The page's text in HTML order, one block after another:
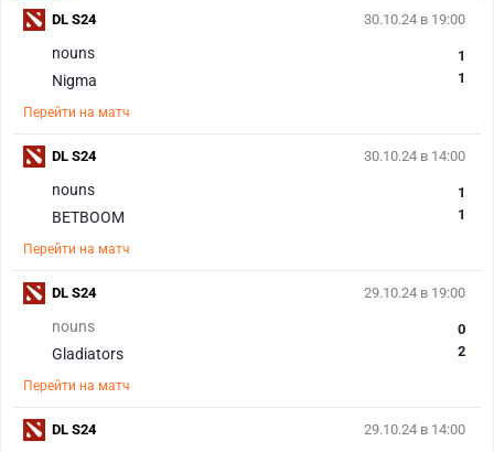
30.10.24 в 19:00
nouns
Nigma
1
1
Перейти на матч
DL S24
30.10.24 в 14:00
nouns
BETBOOM
1
1
Перейти на матч
DL S24
29.10.24 в 19:00
nouns
Gladiators
0
2
Перейти на матч
DL S24
29.10.24 в 14:00
DL S24